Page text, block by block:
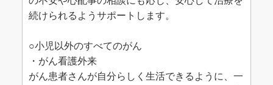
続けられるようサポートします。
○小児以外のすべてのがん
・がん看護外来
がん患者さんが自分らしく生活できるように、一